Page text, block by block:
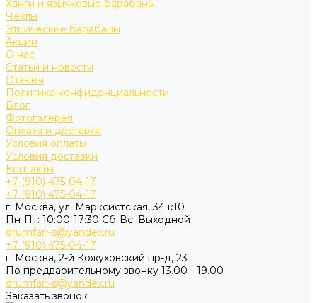
Ханги и язычковые барабаны
Чехлы
Этнические барабаны
Акции
О нас
Статьи и новости
Отзывы
Политика конфиденциальности
Блог
Фотогалерея
Оплата и доставка
Условия оплаты
Условия доставки
Контакты
+7 (910) 475-04-17
+7 (910) 475-04-17
г. Москва, ул. Марксистская, 34 к10
Пн-Пт: 10:00-17:30 Cб-Вс: Выходной
drumfan-s@yandex.ru
+7 (910) 475-04-17
г. Москва, 2-й Кожуховский пр-д, 23
По предварительному звонку 13.00 - 19.00
drumfan-s@yandex.ru
Заказать звонок